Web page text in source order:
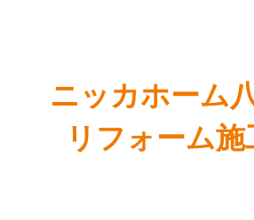
ニッカホーム
リフォーム施